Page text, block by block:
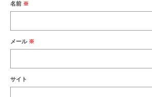
名前 ※
メール ※
サイト